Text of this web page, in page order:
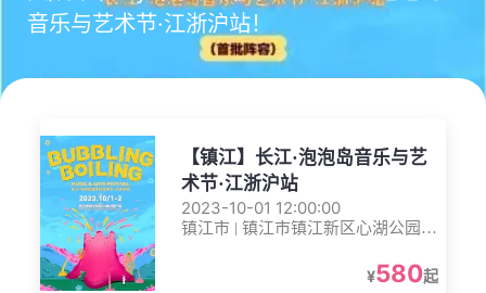
音乐与艺术节·江浙沪站！
【镇江】长江·泡泡岛音乐与艺
术节·江浙沪站
2023-10-01 12:00:00
镇江市 | 镇江市镇江新区心湖公园广
¥580起